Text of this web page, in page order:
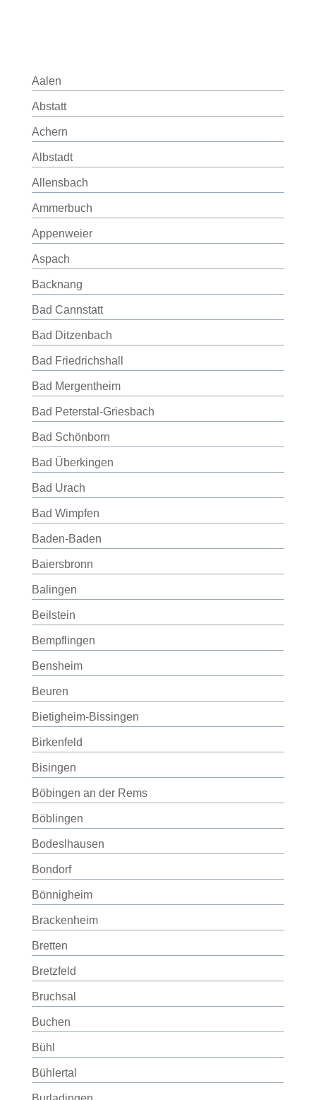
Aalen
Abstatt
Achern
Albstadt
Allensbach
Ammerbuch
Appenweier
Aspach
Backnang
Bad Cannstatt
Bad Ditzenbach
Bad Friedrichshall
Bad Mergentheim
Bad Peterstal-Griesbach
Bad Schönborn
Bad Überkingen
Bad Urach
Bad Wimpfen
Baden-Baden
Baiersbronn
Balingen
Beilstein
Bempflingen
Bensheim
Beuren
Bietigheim-Bissingen
Birkenfeld
Bisingen
Böbingen an der Rems
Böblingen
Bodeslhausen
Bondorf
Bönnigheim
Brackenheim
Bretten
Bretzfeld
Bruchsal
Buchen
Bühl
Bühlertal